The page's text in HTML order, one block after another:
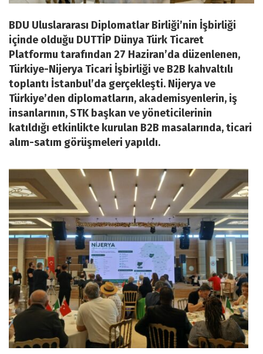
BDU Uluslararası Diplomatlar Birliği’nin İşbirliği
içinde olduğu DUTTİP Dünya Türk Ticaret
Platformu tarafından 27 Haziran’da düzenlenen,
Türkiye-Nijerya Ticari İşbirliği ve B2B kahvaltılı
toplantı İstanbul’da gerçekleşti. Nijerya ve
Türkiye’den diplomatların, akademisyenlerin, iş
insanlarının, STK başkan ve yöneticilerinin
katıldığı etkinlikte kurulan B2B masalarında, ticari
alım-satım görüşmeleri yapıldı.